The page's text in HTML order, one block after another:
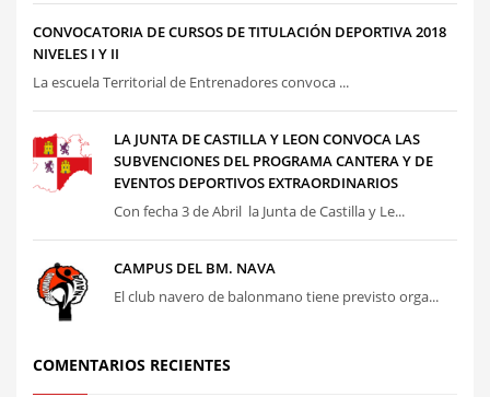
CONVOCATORIA DE CURSOS DE TITULACIÓN DEPORTIVA 2018
NIVELES I Y II
La escuela Territorial de Entrenadores convoca ...
LA JUNTA DE CASTILLA Y LEON CONVOCA LAS
SUBVENCIONES DEL PROGRAMA CANTERA Y DE
EVENTOS DEPORTIVOS EXTRAORDINARIOS
Con fecha 3 de Abril la Junta de Castilla y Le...
CAMPUS DEL BM. NAVA
El club navero de balonmano tiene previsto orga...
COMENTARIOS RECIENTES